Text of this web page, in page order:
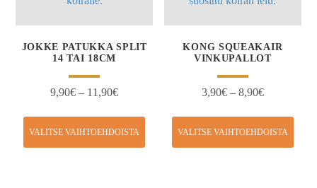
JOKKE PATUKKA SPLIT
14 TAI 18CM
9,90€ – 11,90€
VALITSE VAIHTOEHDOISTA
KONG SQUEAKAIR
VINKUPALLOT
3,90€ – 8,90€
VALITSE VAIHTOEHDOISTA